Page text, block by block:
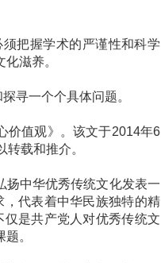
把握学术的严谨性和科学
滋养。
寻一个个具体问题。
值观》。该文于2014年6
载和推介。
中华优秀传统文化发表一
，代表着中华民族独特的精
是共产党人对优秀传统文
。